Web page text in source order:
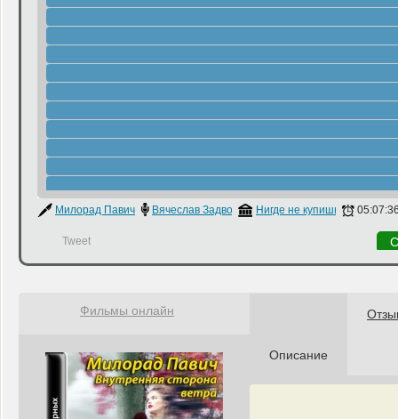
Милорад Павич Вячеслав ЗадворныхНигде не купишь
Tweet
Описание
Фильмы онлайн